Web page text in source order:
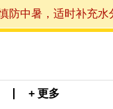
中暑，适时补充
+ 更多